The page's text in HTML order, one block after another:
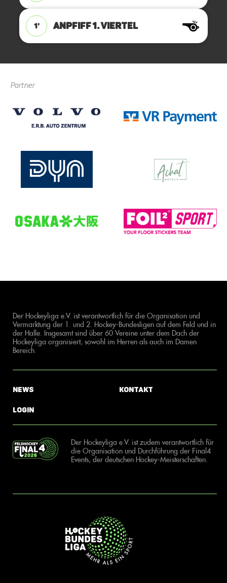
1' ANPFIFF 1. Viertel
Partner
Der Hockeyliga e.V. ist verantwortlich für die Organisation und
Vermarktung der 1. und 2. Hockey-Bundesligen auf dem Feld und in
der Halle. Insgesamt sind über 60 Vereine unter dem Dach der
Hockeyliga organisiert, sowohl im Herren als auch im Damen
Bereich.
News
Login
Kontakt
Der Hockeyliga e.V. ist zudem verantwortlich für
die Organisation und Durchführung der Final4
Events, der deutschen Hockey-Meisterschaften.